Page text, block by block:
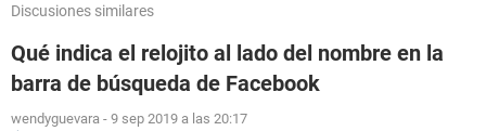
Discusiones similares
Qué indica el relojito al lado del nombre en la
barra de búsqueda de Facebook
wendyguevara - 9 sep 2019 a las 20:17